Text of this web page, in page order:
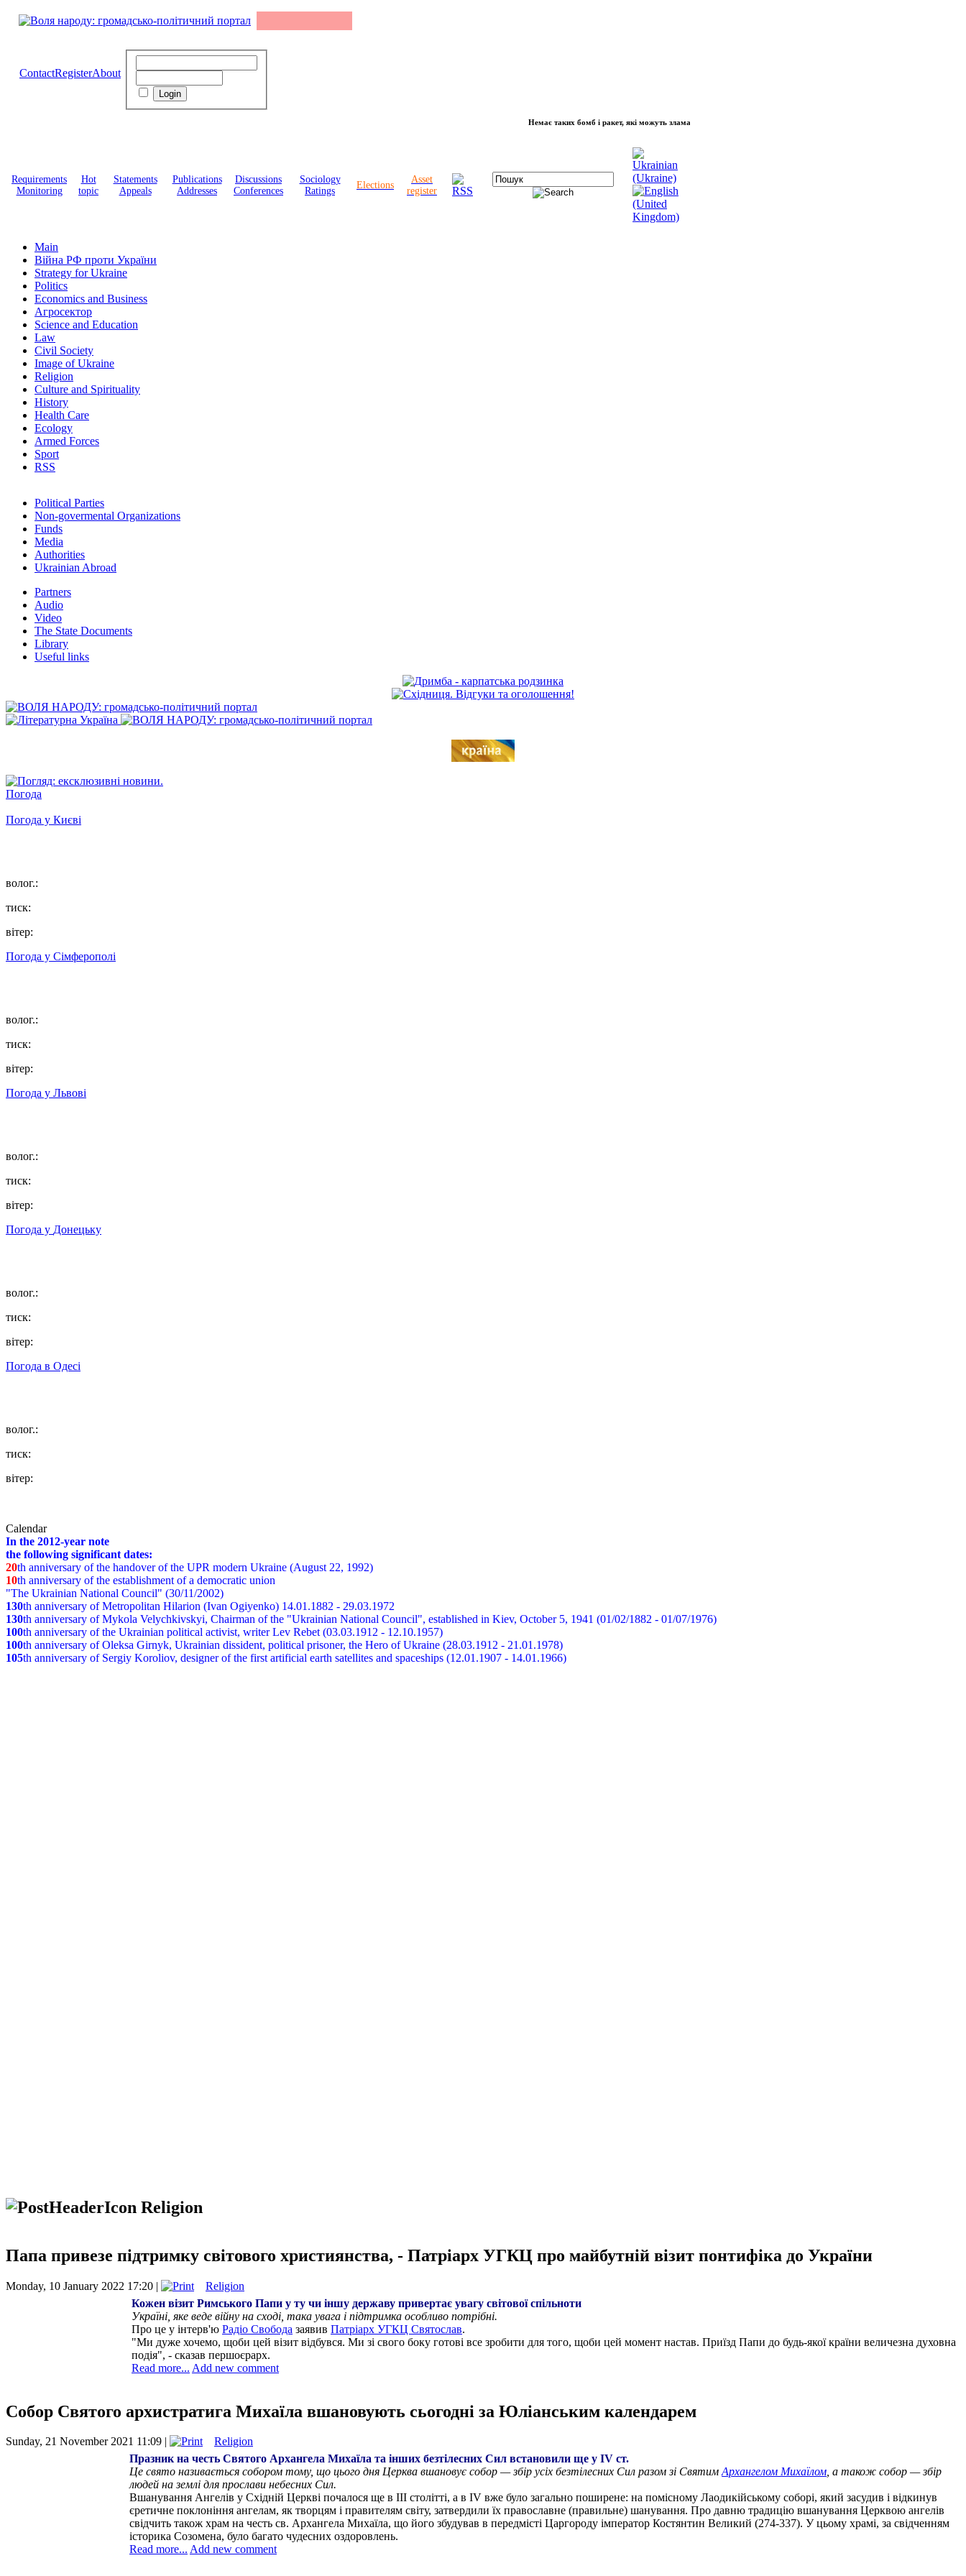
ContactRegisterAbout
Немає таких бомб і ракет, які можуть зламати волю народу, - Президент України Володимир Зеленський
Requirements
Monitoring
Hot
topic
Statements
Appeals
Publications
Addresses
Discussions
Conferences
Sociology
Ratings
Elections
Asset
register
Main
Війна РФ проти України
Strategy for Ukraine
Politics
Economics and Business
Агросектор
Science and Education
Law
Civil Society
Image of Ukraine
Religion
Culture and Spirituality
History
Health Care
Ecology
Armed Forces
Sport
RSS
Political Parties
Non-govermental Organizations
Funds
Мedia
Authorities
Ukrainian Abroad
Partners
Audio
Video
The State Documents
Library
Useful links
Погода
Погода у Києві
волог.:
тиск:
вітер:
Погода у Сімферополі
волог.:
тиск:
вітер:
Погода у Львові
волог.:
тиск:
вітер:
Погода у Донецьку
волог.:
тиск:
вітер:
Погода в Одесі
волог.:
тиск:
вітер:
Calendar
In the 2012-year note
the following significant dates:
20th anniversary of the handover of the UPR modern Ukraine (August 22, 1992)
10th anniversary of the establishment of a democratic union
"The Ukrainian National Council" (30/11/2002)
130th anniversary of Metropolitan Hilarion (Ivan Ogiyenko) 14.01.1882 - 29.03.1972
130th anniversary of Mykola Velychkivskyi, Chairman of the "Ukrainian National Council", established in Kiev, October 5, 1941 (01/02/1882 - 01/07/1976)
100th anniversary of the Ukrainian political activist, writer Lev Rebet (03.03.1912 - 12.10.1957)
100th anniversary of Oleksa Girnyk, Ukrainian dissident, political prisoner, the Hero of Ukraine (28.03.1912 - 21.01.1978)
105th anniversary of Sergiy Koroliov, designer of the first artificial earth satellites and spaceships (12.01.1907 - 14.01.1966)
Religion
Папа привезе підтримку світового християнства, - Патріарх УГКЦ про майбутній візит понтифіка до України
Monday, 10 January 2022 17:20 |
Religion
Кожен візит Римського Папи у ту чи іншу державу привертає увагу світової спільноти
Україні, яке веде війну на сході, така увага і підтримка особливо потрібні.
Про це у інтерв'ю Радіо Свобода заявив Патріарх УГКЦ Святослав.
"Ми дуже хочемо, щоби цей візит відбувся. Ми зі свого боку готові все зробити для того, щоби цей момент настав. Приїзд Папи до будь-якої країни величезна духовна
подія", - сказав першоєрарх.
Read more... Add new comment
Собор Святого архистратига Михаїла вшановують сьогодні за Юліанським календарем
Sunday, 21 November 2021 11:09 |
Religion
Празник на честь Святого Архангела Михаїла та інших безтілесних Сил встановили ще у IV ст.
Це свято називається собором тому, що цього дня Церква вшановує собор — збір усіх безтілесних Сил разом зі СвятимАрхангелом Михаїлом, а також собор — збір
людей на землі для прослави небесних Сил.
Вшанування Ангелів у Східній Церкві почалося ще в III столітті, а в IV вже було загально поширене: на помісному Лаодикійському соборі, який засудив і відкинув
єретичне поклоніння ангелам, як творцям і правителям світу, затвердили їх православне (правильне) шанування. Про давню традицію вшанування Церквою ангелів
свідчить також храм на честь св. Архангела Михаїла, що його збудував в передмісті Царгороду імператор Костянтин Великий (274-337). У цьому храмі, за свідченням
історика Созомена, було багато чудесних оздоровлень.
Read more... Add new comment